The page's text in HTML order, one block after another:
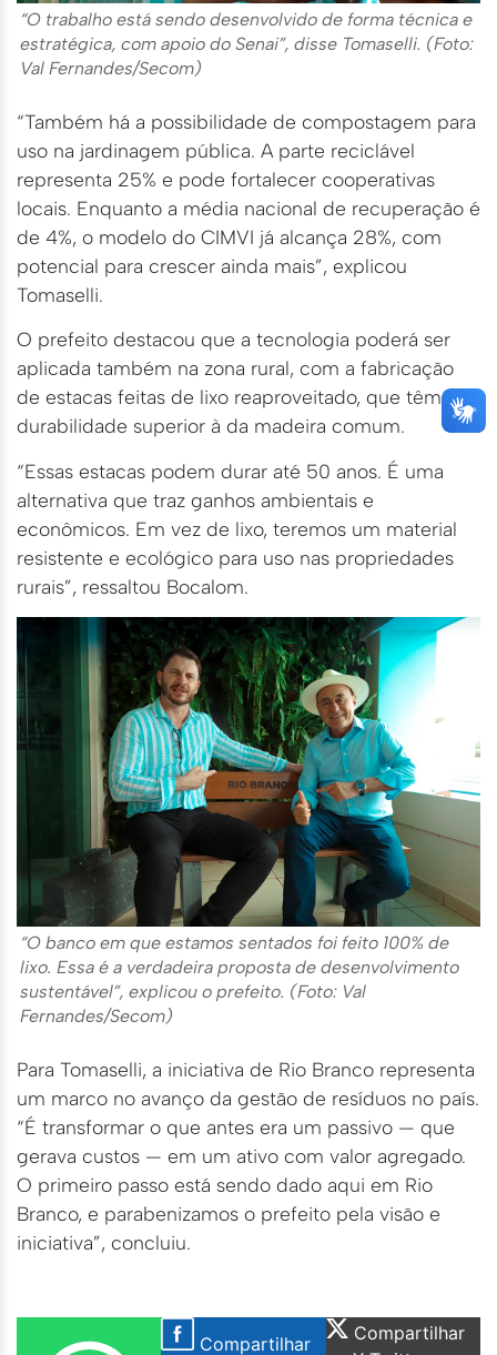
“O trabalho está sendo desenvolvido de forma técnica e
estratégica, com apoio do Senai”, disse Tomaselli. (Foto:
Val Fernandes/Secom)
“Também há a possibilidade de compostagem para
uso na jardinagem pública. A parte reciclável
representa 25% e pode fortalecer cooperativas
locais. Enquanto a média nacional de recuperação é
de 4%, o modelo do CIMVI já alcança 28%, com
potencial para crescer ainda mais”, explicou
Tomaselli.
O prefeito destacou que a tecnologia poderá ser
aplicada também na zona rural, com a fabricação
de estacas feitas de lixo reaproveitado, que têm
durabilidade superior à da madeira comum.
“Essas estacas podem durar até 50 anos. É uma
alternativa que traz ganhos ambientais e
econômicos. Em vez de lixo, teremos um material
resistente e ecológico para uso nas propriedades
rurais”, ressaltou Bocalom.
“O banco em que estamos sentados foi feito 100% de
lixo. Essa é a verdadeira proposta de desenvolvimento
sustentável”, explicou o prefeito. (Foto: Val
Fernandes/Secom)
Para Tomaselli, a iniciativa de Rio Branco representa
um marco no avanço da gestão de resíduos no país.
“É transformar o que antes era um passivo — que
gerava custos — em um ativo com valor agregado.
O primeiro passo está sendo dado aqui em Rio
Branco, e parabenizamos o prefeito pela visão e
iniciativa”, concluiu.
Compartilhar
Compartilhar